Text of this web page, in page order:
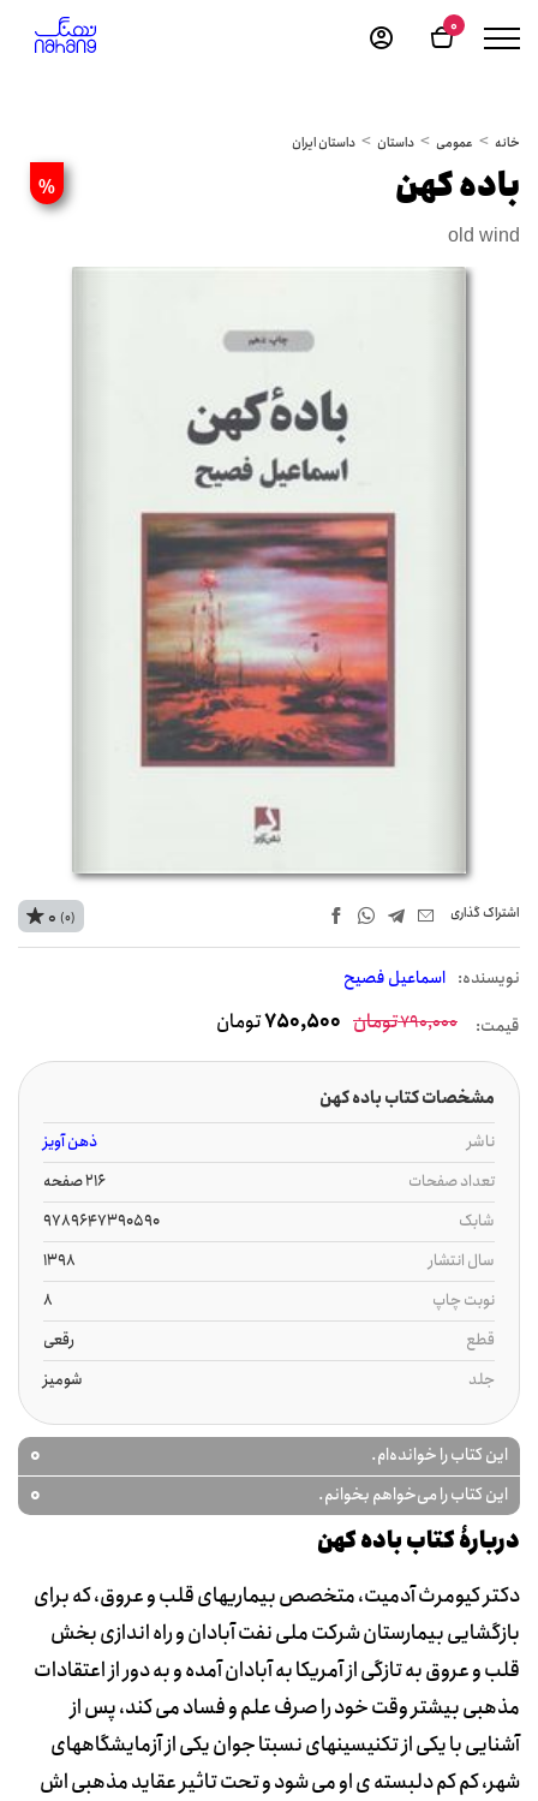
0
خانه عمومی داستان داستان ایران
% باده کهن
old wind
اشتراک‌ گذاری
نويسنده: اسماعیل فصیح
0 (0)
قیمت: 790,000تومان 750,500تومان
مشخصات کتاب باده کهن
ناشر
ذهن آویز
تعداد صفحات
216 صفحه
شابک
9789647390590
سال انتشار
1398
نوبت چاپ
8
قطع
رقعی
جلد
شومیز
این کتاب را خوانده‌ام. 0
این کتاب را می‌خواهم بخوانم. 0
دربارۀ کتاب باده کهن
دکتر کیومرث آدمیت، متخصص بیماریهای قلب و عروق، که برای
بازگشایی بیمارستان شرکت ملی نفت آبادان و راه اندازی بخش
قلب و عروق به تازگی از آمریکا به آبادان آمده و به دور از اعتقادات
مذهبی بیشتر وقت خود را صرف علم و فساد می کند، پس از
آشنایی با یکی از تکنیسینهای نسبتا جوان یکی از آزمایشگاههای
شهر، کم کم دلبسته ی او می شود و تحت تاثیر عقاید مذهبی اش